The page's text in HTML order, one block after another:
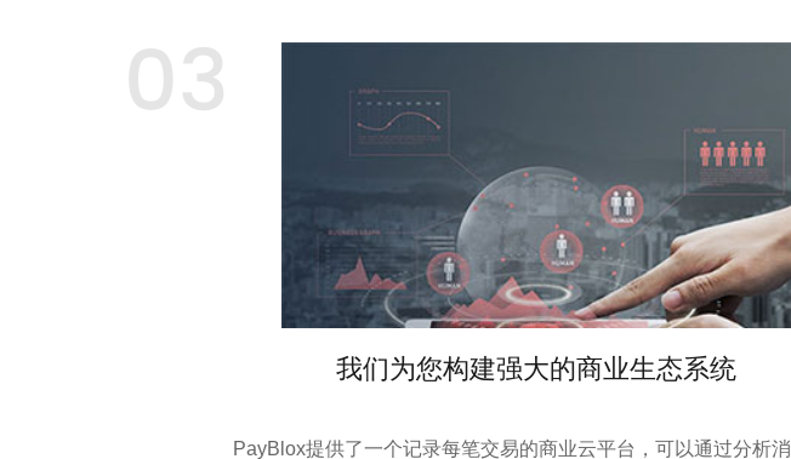
03
我们为您构建强大的商业生态系统
PayBlox提供了一个记录每笔交易的商业云平台，可以通过分析消